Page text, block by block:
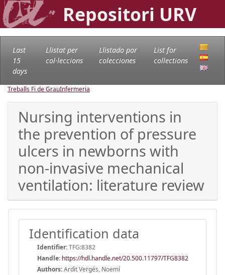
Repositori URV
Last
15
days
Llistat per
col·leccions
Llistado por
colecciones
List for
collections
Treballs Fi de GrauInfermeria
Nursing interventions in
the prevention of pressure
ulcers in newborns with
non-invasive mechanical
ventilation: literature review
Identification data
Identifier:TFG:8382
Handle: https://hdl.handle.net/20.500.11797/TFG8382
Authors:Ardit Vergés, Noemí